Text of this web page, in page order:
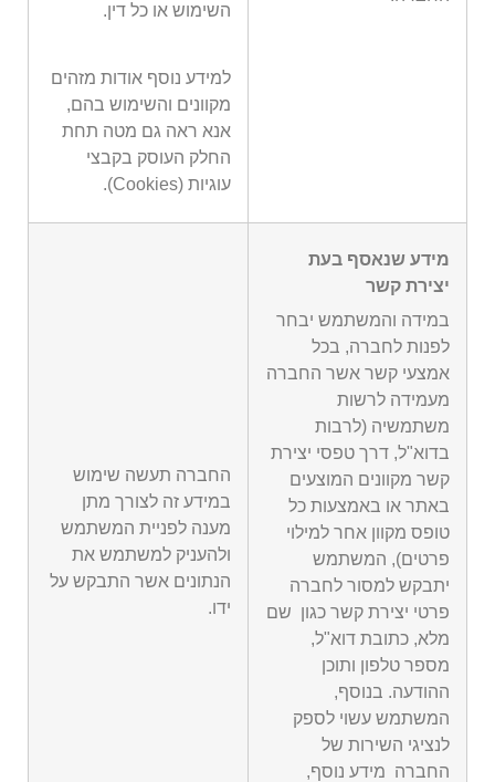
השימוש או כל דין.
למידע נוסף אודות מזהים
מקוונים והשימוש בהם,
אנא ראה גם מטה תחת
החלק העוסק בקבצי
עוגיות (Cookies).
מידע שנאסף בעת
יצירת קשר
במידה והמשתמש יבחר
לפנות לחברה, בכל
אמצעי קשר אשר החברה
מעמידה לרשות
משתמשיה (לרבות
בדוא"ל, דרך טפסי יצירת
קשר מקוונים המוצעים
באתר או באמצעות כל
טופס מקוון אחר למילוי
פרטים), המשתמש
יתבקש למסור לחברה
פרטי יצירת קשר כגון שם
מלא, כתובת דוא"ל,
מספר טלפון ותוכן
ההודעה. בנוסף,
המשתמש עשוי לספק
לנציגי השירות של
החברה מידע נוסף,
החברה תעשה שימוש
במידע זה לצורך מתן
מענה לפניית המשתמש
ולהעניק למשתמש את
הנתונים אשר התבקש על
ידו.